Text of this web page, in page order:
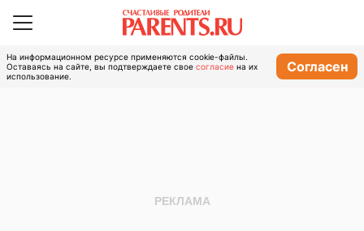
На информационном ресурсе применяются cookie-файлы.
Оставаясь на сайте, вы подтверждаете свое согласие на их
использование.
Согласен